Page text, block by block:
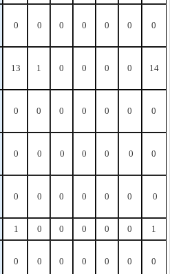
0 0 0 0 0 0 0
13 1 0 0 0 0 14
0 0 0 0 0 0 0
0 0 0 0 0 0 0
0 0 0 0 0 0 0
1 0 0 0 0 0 1
0 0 0 0 0 0 0